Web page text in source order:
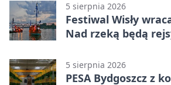
5 sierpnia 2026
Festiwal Wisły
Nad rzeką będą
5 sierpnia 2026
PESA Bydgoszcz z